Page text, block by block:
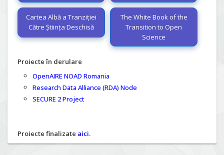
Cartea Albă a Tranziției
Către Știința Deschisă
The White Book of the
Transition to Open
Science
Proiecte în derulare
OpenAIRE NOAD Romania
Research Data Alliance (RDA) Node
SECURE 2 Project
Proiecte finalizate aici.